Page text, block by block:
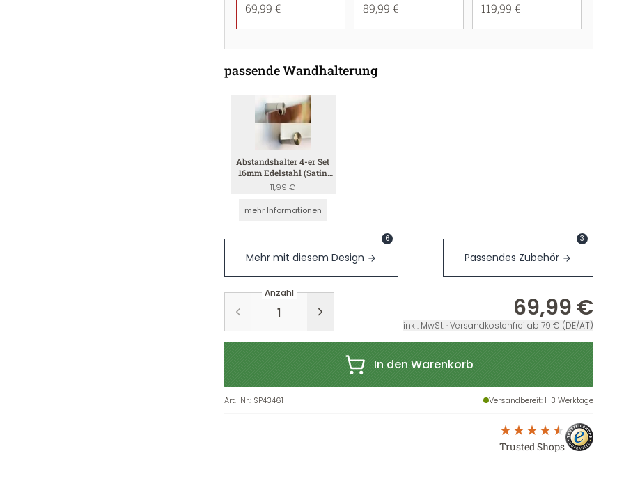
69,99 €
89,99 €
119,99 €
passende Wandhalterung
Abstandshalter 4-er Set
16mm Edelstahl (Satin
4mm)
11,99 €
mehr Informationen
Mehr mit diesem Design
6
Passendes Zubehör
3
Anzahl
69,99 €
inkl. MwSt. · Versandkostenfrei ab 79 € (DE/AT)
In den Warenkorb
Art.-Nr.: SP43461 Versandbereit: 1-3 Werktage
Trusted Shops